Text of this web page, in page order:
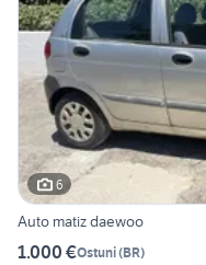
6
Auto matiz daewoo
1.000 €Ostuni(BR)